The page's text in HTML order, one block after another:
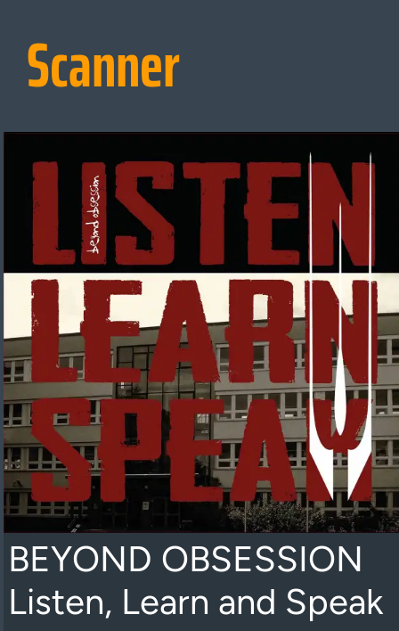
Scanner
BEYOND OBSESSION
Listen, Learn and Speak